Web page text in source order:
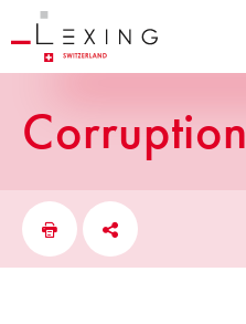
corruption